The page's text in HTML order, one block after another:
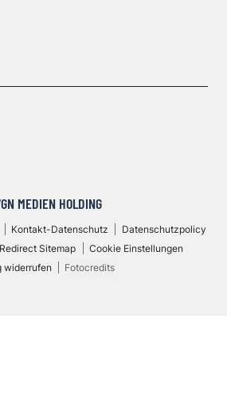
MEDIEN HOLDING
Kontakt-Datenschutz
Datenschutzpolicy
Redirect Sitemap
Cookie Einstellungen
widerrufen
Fotocredits